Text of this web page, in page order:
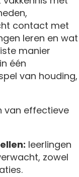
contact met
leren en wat
manier
één
van houding,
van effectieve
leerlingen
zowel